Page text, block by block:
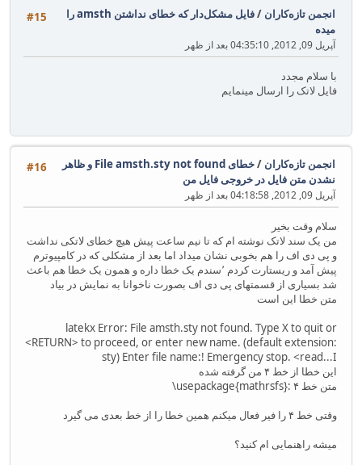
#15 انجمن تازه‌کاران /
فایل مشکل‌دار که خطای نداشتن amsth را
میده
آپریل 09, 2012, 04:35:10 بعد از ظهر
با سلام مجدد
فایل لاتک را ارسال مینمایم
#16 انجمن تازه‌کاران /
خطای File amsth.sty not found و ظاهر
نشدن متن فایل در خروجی فایل من
آپریل 09, 2012, 04:18:58 بعد از ظهر
سلام وقت بخیر
من یک سند لاتک نوشته ام که تا نیم ساعت پیش هیچ خطای لاتکی نداشت
و پی دی اف را هم بخوبی نشان میداد اما بعد از مشکلی که در کامپیوترم
پیش آمد و ریستارت کردم ٬‌سندم یک خطا داره و همون یک خطا هم باعث
شد بسیاری از قسمتهای پی دی اف بصورت ناخوانا به نمایش در بیاد
متن خطا این است
latekx Error: File amsth.sty not found. Type X to quit or
<RETURN> to proceed, or enter new name. (default extension:
sty) Enter file name:! Emergency stop. <read...I
این خطا از خط ۴ من گرفته شده
متن خط ۴ :‎\usepackage{mathrsfs‎‎}
وقتی خط ۴ را فیر فعال میکنم همین خطا را از خط بعدی می گیرد
میشه راهنمایی ام کنید؟